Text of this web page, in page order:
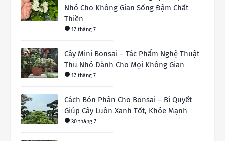
Nhỏ Cho Không Gian Sống Đậm Chất
Thiền
17 tháng 7
Cây Mini Bonsai – Tác Phẩm Nghệ Thuật
Thu Nhỏ Dành Cho Mọi Không Gian
17 tháng 7
Cách Bón Phân Cho Bonsai – Bí Quyết
Giúp Cây Luôn Xanh Tốt, Khỏe Mạnh
30 tháng 7